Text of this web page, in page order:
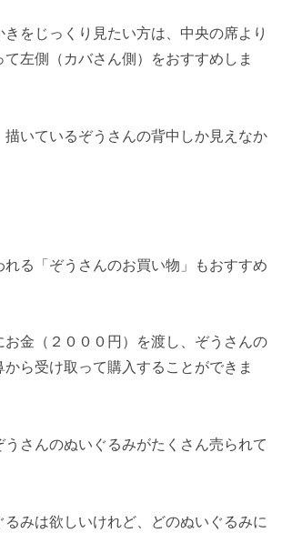
をじっくり見たい方は、中央の席より
て左側（カバさん側）をおすすめしま
描いているぞうさんの背中しか見えなか
れる「ぞうさんのお買い物」もおすすめ
お金（２０００円）を渡し、ぞうさんの
ら受け取って購入することができま
さんのぬいぐるみがたくさん売られて
みは欲しいけれど、どのぬいぐるみに